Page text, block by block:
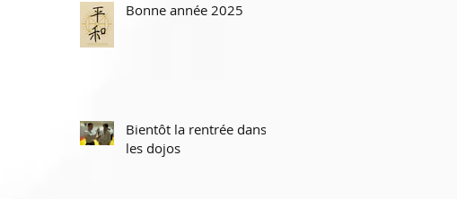
Bonne année 2025
Bientôt la rentrée dans
les dojos